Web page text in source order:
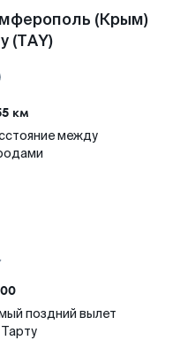
(Крым)
(TAY)
км
между
поздний вылет